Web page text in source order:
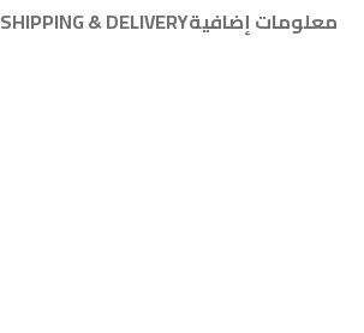
معلومات إضافيةSHIPPING & DELIVERY